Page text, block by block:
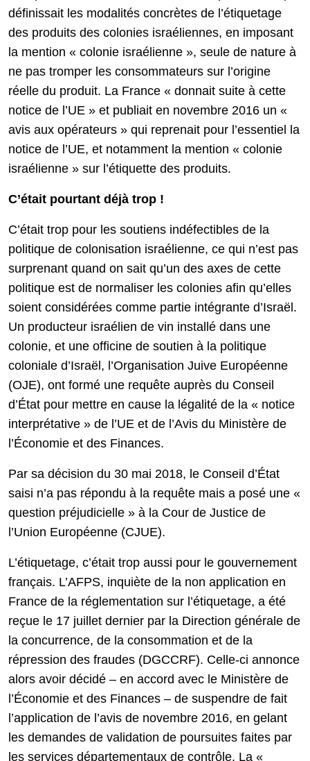
définissait les modalités concrètes de l’étiquetage
des produits des colonies israéliennes, en imposant
la mention « colonie israélienne », seule de nature à
ne pas tromper les consommateurs sur l’origine
réelle du produit. La France « donnait suite à cette
notice de l’UE » et publiait en novembre 2016 un «
avis aux opérateurs » qui reprenait pour l’essentiel la
notice de l’UE, et notamment la mention « colonie
israélienne » sur l’étiquette des produits.
C’était pourtant déjà trop !
C’était trop pour les soutiens indéfectibles de la
politique de colonisation israélienne, ce qui n’est pas
surprenant quand on sait qu’un des axes de cette
politique est de normaliser les colonies afin qu’elles
soient considérées comme partie intégrante d’Israël.
Un producteur israélien de vin installé dans une
colonie, et une officine de soutien à la politique
coloniale d’Israël, l’Organisation Juive Européenne
(OJE), ont formé une requête auprès du Conseil
d’État pour mettre en cause la légalité de la « notice
interprétative » de l’UE et de l’Avis du Ministère de
l’Économie et des Finances.
Par sa décision du 30 mai 2018, le Conseil d’État
saisi n’a pas répondu à la requête mais a posé une «
question préjudicielle » à la Cour de Justice de
l’Union Européenne (CJUE).
L’étiquetage, c’était trop aussi pour le gouvernement
français. L’AFPS, inquiète de la non application en
France de la réglementation sur l’étiquetage, a été
reçue le 17 juillet dernier par la Direction générale de
la concurrence, de la consommation et de la
répression des fraudes (DGCCRF). Celle-ci annonce
alors avoir décidé – en accord avec le Ministère de
l’Économie et des Finances – de suspendre de fait
l’application de l’avis de novembre 2016, en gelant
les demandes de validation de poursuites faites par
les services départementaux de contrôle. La «